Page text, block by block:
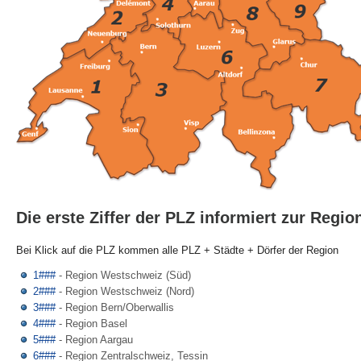
Die erste Ziffer der PLZ informiert zur
Bei Klick auf die PLZ kommen alle PLZ + Städte + Dörfer der Region
1###- Region Westschweiz (Süd)
2###- Region Westschweiz (Nord)
3###- Region Bern/Oberwallis
4###- Region Basel
5###- Region Aargau
6###- Region Zentralschweiz, Tessin